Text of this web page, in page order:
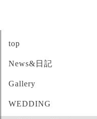
top
News&日記
Gallery
WEDDING